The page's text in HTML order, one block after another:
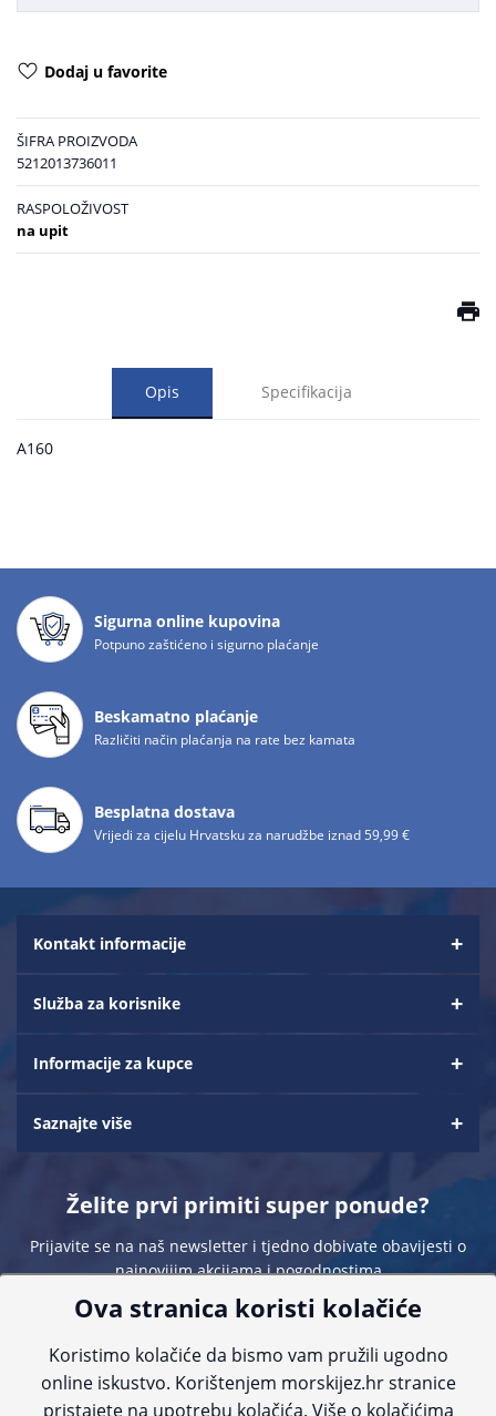
Dodaj u favorite
ŠIFRA PROIZVODA
5212013736011
RASPOLOŽIVOST
na upit
Opis Specifikacija
A160
Sigurna online kupovina
Potpuno zaštićeno i sigurno plaćanje
Beskamatno plaćanje
Različiti način plaćanja na rate bez kamata
Besplatna dostava
Vrijedi za cijelu Hrvatsku za narudžbe iznad 59,99 €
Kontakt informacije
Služba za korisnike
Informacije za kupce
Saznajte više
Želite prvi primiti super ponude?
Prijavite se na naš newsletter i tjedno dobivate obavijesti o
najnovijim akcijama i pogodnostima
Ova stranica koristi kolačiće
Koristimo kolačiće da bismo vam pružili ugodno
online iskustvo. Korištenjem morskijez.hr stranice
pristajete na upotrebu kolačića. Više o kolačićima